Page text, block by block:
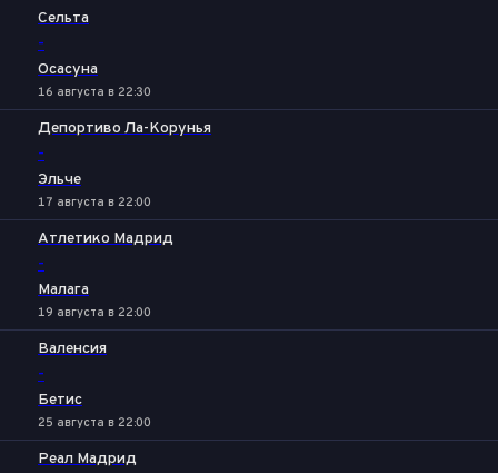
Сельта
-
Осасуна
16 августа в 22:30
Депортиво Ла-Корунья
-
Эльче
17 августа в 22:00
Атлетико Мадрид
-
Малага
19 августа в 22:00
Валенсия
-
Бетис
25 августа в 22:00
Реал Мадрид